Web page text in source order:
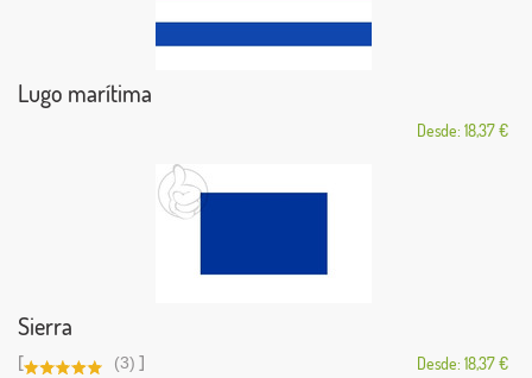
Lugo marítima
Desde: 18,37 €
Sierra
[ (3) ] Desde: 18,37 €